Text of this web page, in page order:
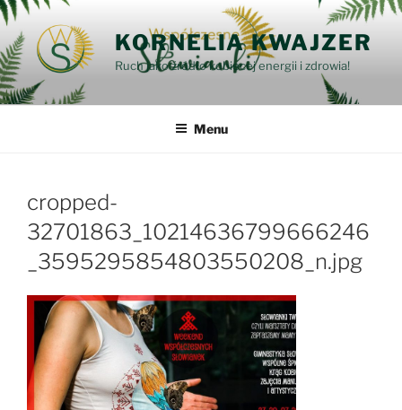
Przejdź
do
treści
KORNELIA KWAJZER
Ruch jako źródło kobiecej energii i zdrowia!
Menu
cropped-
32701863_10214636799666246
_3595295854803550208_n.jpg